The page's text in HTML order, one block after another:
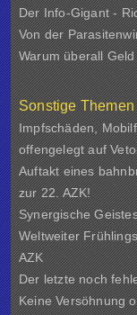
Der Info-Gigant -
Von der
Warum überall
Sonstige Themen
Impfschäden,
offengelegt auf
Auftakt eines
zur 22. AZK!
Synergische
Weltweiter
AZK
Der letzte noch
Keine Versöhnung